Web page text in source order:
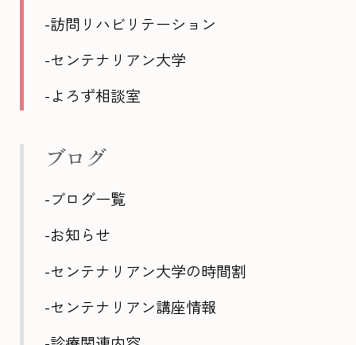
-訪問リハビリテーション
-センテナリアン大学
-よろず相談室
ブログ
-ブログ一覧
-お知らせ
-センテナリアン大学の時間割
-センテナリアン講座情報